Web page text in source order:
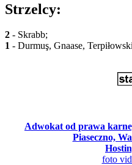
Strzelcy:
2 - Skrabb;
1 - Durmuş, Gnaase,
Adwokat od prawa
Piaseczno,
foto